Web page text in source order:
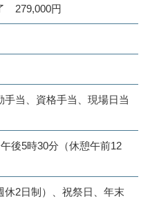
279,000円
手当、資格手当、現場日当
後5時30分（休憩午前12
休2日制）、祝祭日、年末